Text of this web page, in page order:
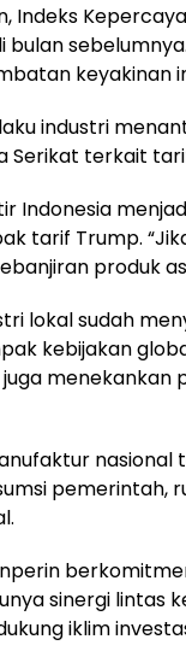
Indeks
bulan
keyakinan
industri
Serikat terkait
Indonesia
tarif Trump.
produk
lokal sudah
kebijakan
juga
pemerintah,
sinergi lintas
iklim